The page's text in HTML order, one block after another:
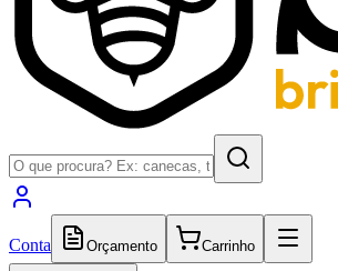
Conta Orçamento Carrinho